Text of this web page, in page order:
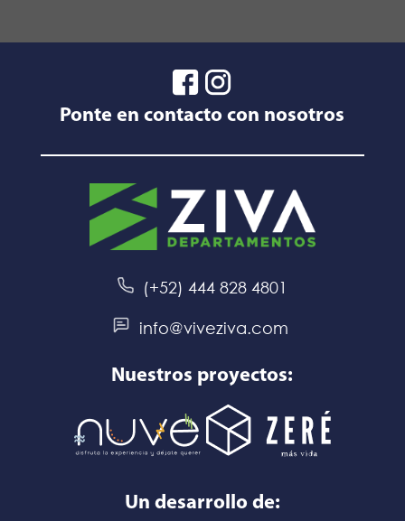
Ponte en contacto con nosotros
(+52) 444 828 4801
info@viveziva.com ​
Nuestros proyectos:
Un desarrollo de: